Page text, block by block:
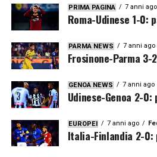
PRIMA PAGINA 7 anni ago
Roma-Udinese 1-0:
PARMA NEWS 7 anni ago
Frosinone-Parma
GENOA NEWS 7 anni ago
Udinese-Genoa 2-
EUROPEI 7 anni ago
Italia-Finlandia 2-